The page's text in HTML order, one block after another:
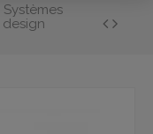
Systèmes